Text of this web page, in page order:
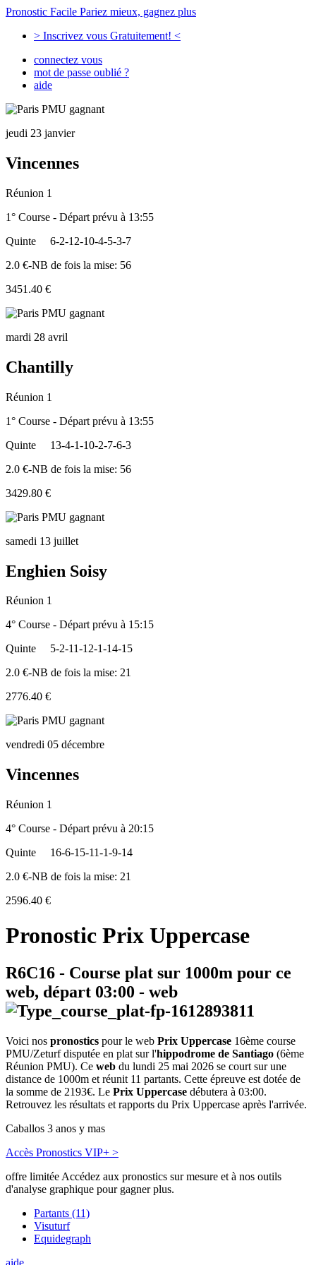
Pronostic Facile Pariez mieux, gagnez plus
> Inscrivez vous Gratuitement! <
connectez vous
mot de passe oublié ?
aide
jeudi 23 janvier
Vincennes
Réunion 1
1° Course - Départ prévu à 13:55
Quinte
6-2-12-10-4-5-3-7
2.0 €-NB de fois la mise: 56
3451.40 €
mardi 28 avril
Chantilly
Réunion 1
1° Course - Départ prévu à 13:55
Quinte
13-4-1-10-2-7-6-3
2.0 €-NB de fois la mise: 56
3429.80 €
samedi 13 juillet
Enghien Soisy
Réunion 1
4° Course - Départ prévu à 15:15
Quinte
5-2-11-12-1-14-15
2.0 €-NB de fois la mise: 21
2776.40 €
vendredi 05 décembre
Vincennes
Réunion 1
4° Course - Départ prévu à 20:15
Quinte
16-6-15-11-1-9-14
2.0 €-NB de fois la mise: 21
2596.40 €
Pronostic Prix Uppercase
R6C16 - Course plat sur 1000m pour ce
web, départ 03:00 - web
Voici nos pronostics pour le web Prix Uppercase 16ème course
PMU/Zeturf disputée en plat sur l'hippodrome de Santiago (6ème
Réunion PMU). Ce web du lundi 25 mai 2026 se court sur une
distance de 1000m et réunit 11 partants. Cette épreuve est dotée de
la somme de 2193€. Le Prix Uppercase débutera à 03:00.
Retrouvez les résultats et rapports du Prix Uppercase après l'arrivée.
Caballos 3 anos y mas
Accès Pronostics VIP+ >
offre limitée Accédez aux pronostics sur mesure et à nos outils
d'analyse graphique pour gagner plus.
Partants (11)
Visuturf
Equidegraph
aide